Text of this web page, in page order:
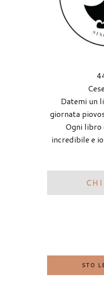
Datemi un
giornata
Ogni libro
incredibile e
STO